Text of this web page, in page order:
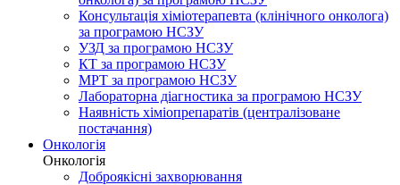
Консультація хіміотерапевта (клінічного онколога)
за програмою НСЗУ
УЗД за програмою НСЗУ
КТ за програмою НСЗУ
МРТ за програмою НСЗУ
Лабораторна діагностика за програмою НСЗУ
Наявність хіміопрепаратів (централізоване
постачання)
Онкологія
Онкологія
Доброякісні захворювання